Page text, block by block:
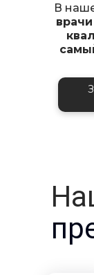
В